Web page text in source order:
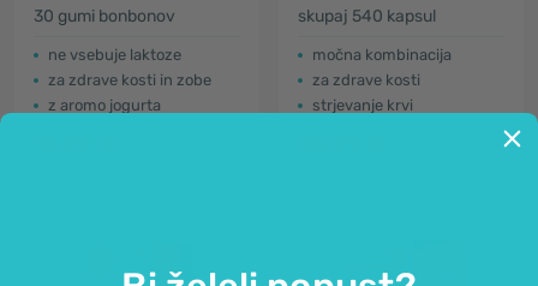
30 gumi bonbonov
ne vsebuje laktoze
za zdrave kosti in zobe
z aromo jogurta
skupaj 540 kapsul
močna kombinacija
za zdrave kosti
strjevanje krvi